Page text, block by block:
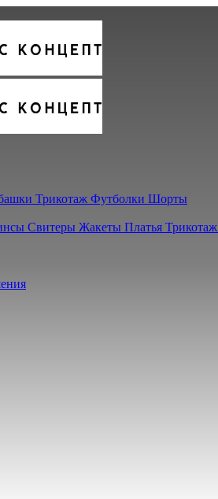
Трикотаж Футболки Шорты
Свитеры Жакеты Платья Трикотаж